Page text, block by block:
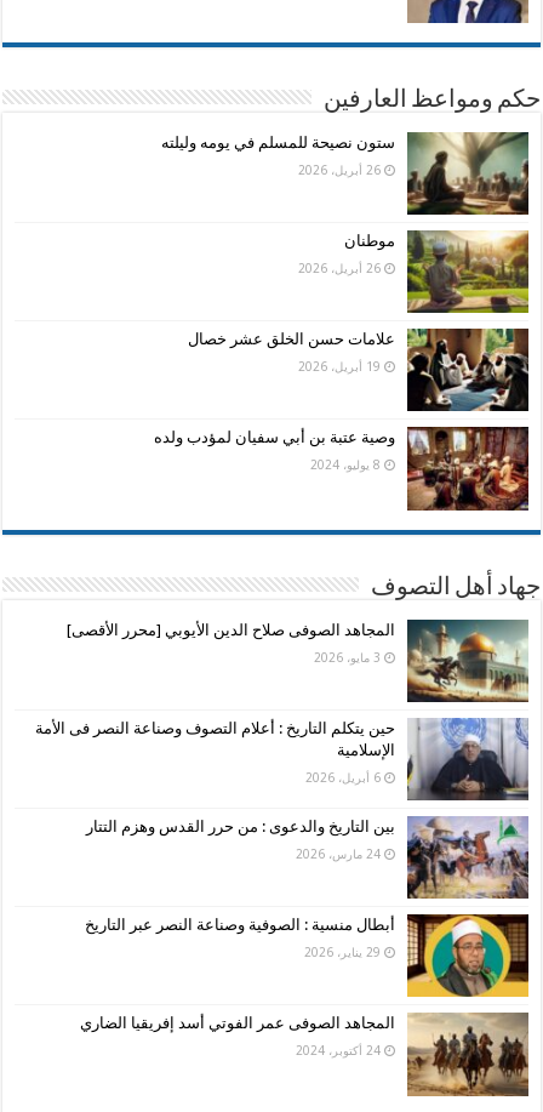
حكم ومواعظ العارفين
ستون نصيحة للمسلم في يومه وليلته
26 أبريل، 2026
موطنان
26 أبريل، 2026
علامات حسن الخلق عشر خصال
19 أبريل، 2026
وصية عتبة بن أبي سفيان لمؤدب ولده
8 يوليو، 2024
جهاد أهل التصوف
المجاهد الصوفى صلاح الدين الأيوبي [محرر الأقصى]
3 مايو، 2026
حين يتكلم التاريخ : أعلام التصوف وصناعة النصر فى الأمة
الإسلامية
6 أبريل، 2026
بين التاريخ والدعوى : من حرر القدس وهزم التتار
24 مارس، 2026
أبطال منسية : الصوفية وصناعة النصر عبر التاريخ
29 يناير، 2026
المجاهد الصوفى عمر الفوتي أسد إفريقيا الضاري
24 أكتوبر، 2024